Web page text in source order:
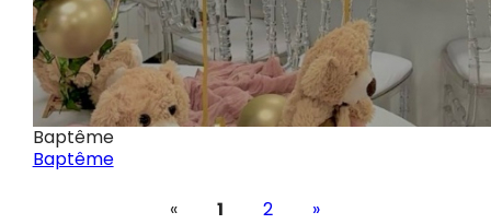
Baptême
Baptême
«
1 2 »